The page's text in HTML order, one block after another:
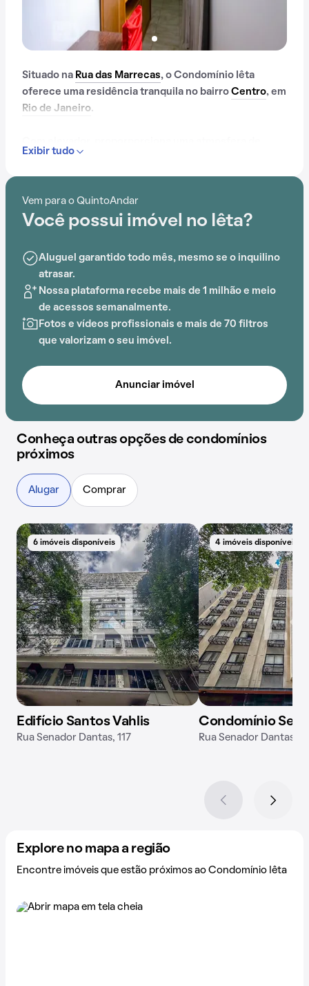
Situado na Rua das Marrecas, o Condomínio Iêta
oferece uma residência tranquila no bairro Centro, em
Rio de Janeiro.
Superior de Desenho Industrial, Escola de Gestão
da UFRJ, Plan Idiomas e Faculdade de Tecnologia
SENAC adiciona conveniência ao cotidiano.
Exibir tudo
Vem para o QuintoAndar
Você possui imóvel no Iêta?
Aluguel garantido todo mês, mesmo se o inquilino
atrasar.
Nossa plataforma recebe mais de 1 milhão e meio
de acessos semanalmente.
Fotos e vídeos profissionais e mais de 70 filtros
que valorizam o seu imóvel.
Anunciar imóvel
Conheça outras opções de condomínios
próximos
Alugar Comprar
6 imóveis disponíveis
Edifício Santos Vahlis
Rua Senador Dantas, 117
4 imóveis disponíveis
Condomínio
Rua Senador Dantas,
Explore no mapa a região
Encontre imóveis que estão próximos ao Condomínio Iêta